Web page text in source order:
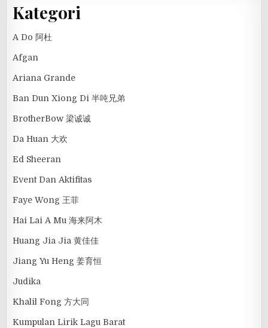
Kategori
A Do 阿杜
Afgan
Ariana Grande
Ban Dun Xiong Di 半吨兄弟
BrotherBow 梁诚诚
Da Huan 大欢
Ed Sheeran
Event Dan Aktifitas
Faye Wong 王菲
Hai Lai A Mu 海来阿木
Huang Jia Jia 黄佳佳
Jiang Yu Heng 姜育恒
Judika
Khalil Fong 方大同
Kumpulan Lirik Lagu Barat